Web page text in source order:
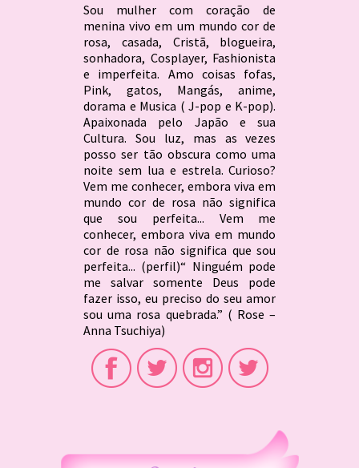
Sou mulher com coração de
menina vivo em um mundo cor de
rosa, casada, Cristã, blogueira,
sonhadora, Cosplayer, Fashionista
e imperfeita. Amo coisas fofas,
Pink, gatos, Mangás, anime,
dorama e Musica ( J-pop e K-pop).
Apaixonada pelo Japão e sua
Cultura. Sou luz, mas as vezes
posso ser tão obscura como uma
noite sem lua e estrela. Curioso?
Vem me conhecer, embora viva em
mundo cor de rosa não significa
que sou perfeita... Vem me
conhecer, embora viva em mundo
cor de rosa não significa que sou
perfeita... (perfil)“ Ninguém pode
me salvar somente Deus pode
fazer isso, eu preciso do seu amor
sou uma rosa quebrada.” ( Rose –
Anna Tsuchiya)